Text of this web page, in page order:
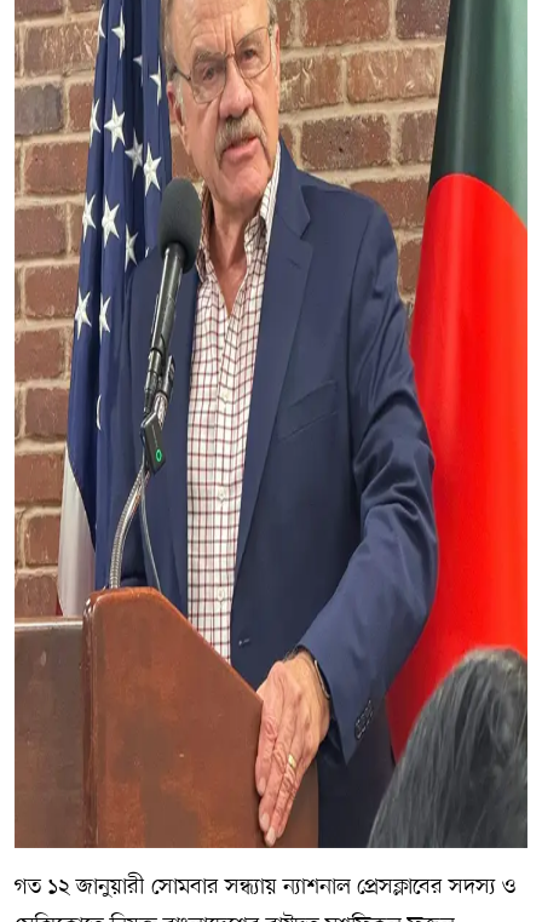
গত ১২ জানুয়ারী সোমবার সন্ধ্যায় ন‍্যাশনাল প্রেসক্লাবের সদস‍্য ও